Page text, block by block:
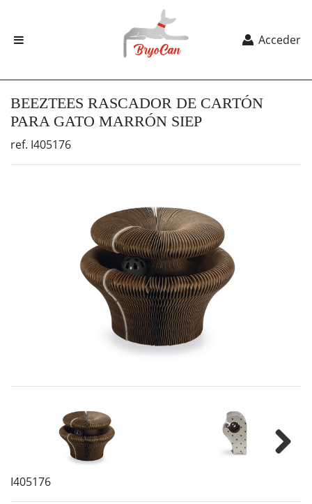
Acceder
BEEZTEES RASCADOR DE CARTÓN
PARA GATO MARRÓN SIEP
ref. I405176
I405176